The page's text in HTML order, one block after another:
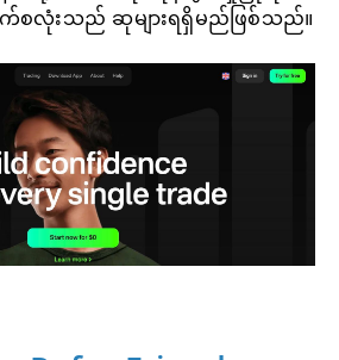
စလုံးသည် ဆုများရရှိမည်ဖြစ်သည်။